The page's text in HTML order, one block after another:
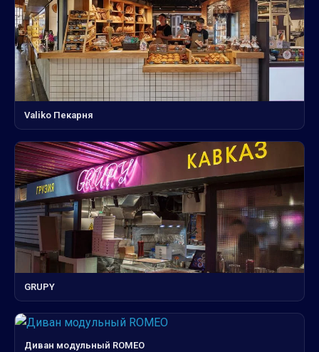
Valiko Пекарня
GRUPY
Диван модульный ROMEO